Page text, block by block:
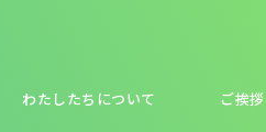
わたしたちについて ご挨拶